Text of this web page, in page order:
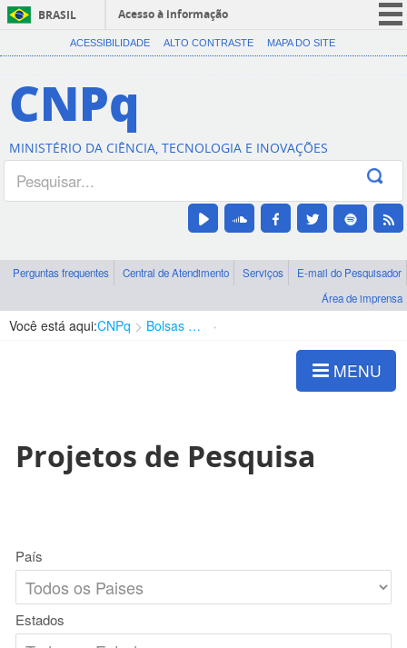
BRASIL
Acesso à informação
CORONAVÍRUS (COVID-19)
Canais
ACESSIBILIDADE ALTO CONTRASTE MAPA DO SITE
CNPq
MINISTÉRIO DA CIÊNCIA, TECNOLOGIA E INOVAÇÕES
Perguntas frequentes Central de Atendimento Serviços
E-mail do Pesquisador
Área de imprensa
Você está aqui:CNPq Bolsas e Auxílios Vigentes
MENU
Projetos de Pesquisa
País
Estados